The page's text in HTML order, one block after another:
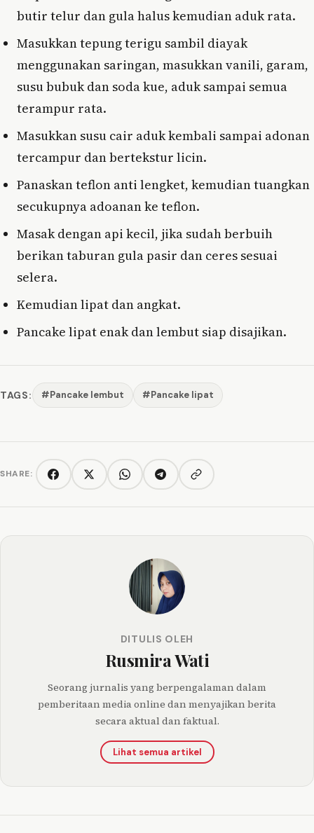
butir telur dan gula halus kemudian aduk rata.
Masukkan tepung terigu sambil diayak
menggunakan saringan, masukkan vanili, garam,
susu bubuk dan soda kue, aduk sampai semua
terampur rata.
Masukkan susu cair aduk kembali sampai adonan
tercampur dan bertekstur licin.
Panaskan teflon anti lengket, kemudian tuangkan
secukupnya adoanan ke teflon.
Masak dengan api kecil, jika sudah berbuih
berikan taburan gula pasir dan ceres sesuai
selera.
Kemudian lipat dan angkat.
Pancake lipat enak dan lembut siap disajikan.
TAGS: #Pancake lembut #Pancake lipat
SHARE: FacebookTwitter/XWhatsAppTelegramCopy link
DITULIS OLEH
Rusmira Wati
Seorang jurnalis yang berpengalaman dalam
pemberitaan media online dan menyajikan berita
secara aktual dan faktual.
Lihat semua artikel